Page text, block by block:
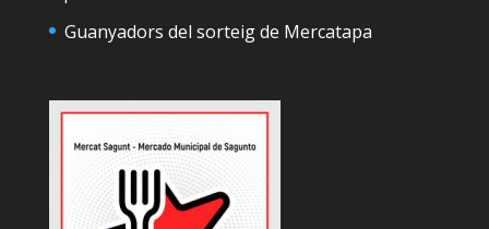
Guanyadors del sorteig de Mercatapa